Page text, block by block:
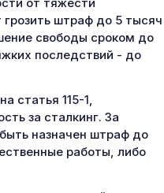
от тяжести
штраф до 5 тысяч
свободы сроком до
последствий - до
статья 115-1,
за сталкинг. За
назначен штраф до
работы, либо